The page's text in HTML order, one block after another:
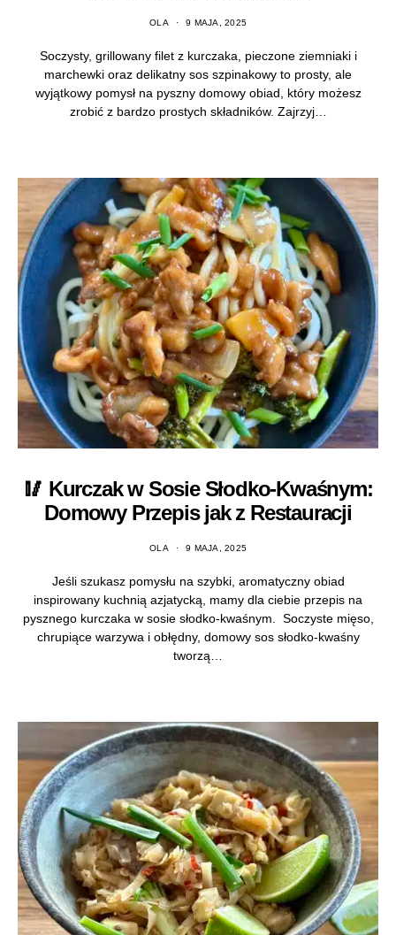
OLA 9 MAJA, 2025
Soczysty, grillowany filet z kurczaka, pieczone ziemniaki i
marchewki oraz delikatny sos szpinakowy to prosty, ale
wyjątkowy pomysł na pyszny domowy obiad, który możesz
zrobić z bardzo prostych składników. Zajrzyj…
🥢 Kurczak w Sosie Słodko-Kwaśnym:
Domowy Przepis jak z Restauracji
OLA 9 MAJA, 2025
Jeśli szukasz pomysłu na szybki, aromatyczny obiad
inspirowany kuchnią azjatycką, mamy dla ciebie przepis na
pysznego kurczaka w sosie słodko-kwaśnym. Soczyste mięso,
chrupiące warzywa i obłędny, domowy sos słodko-kwaśny
tworzą…